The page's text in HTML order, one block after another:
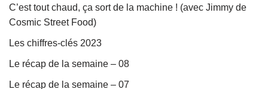
C’est tout chaud, ça sort de la machine ! (avec Jimmy de
Cosmic Street Food)
Les chiffres-clés 2023
Le récap de la semaine – 08
Le récap de la semaine – 07